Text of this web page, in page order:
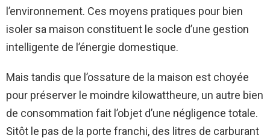
l’environnement. Ces moyens pratiques pour bien
isoler sa maison constituent le socle d’une gestion
intelligente de l’énergie domestique.
Mais tandis que l’ossature de la maison est choyée
pour préserver le moindre kilowattheure, un autre bien
de consommation fait l’objet d’une négligence totale.
Sitôt le pas de la porte franchi, des litres de carburant